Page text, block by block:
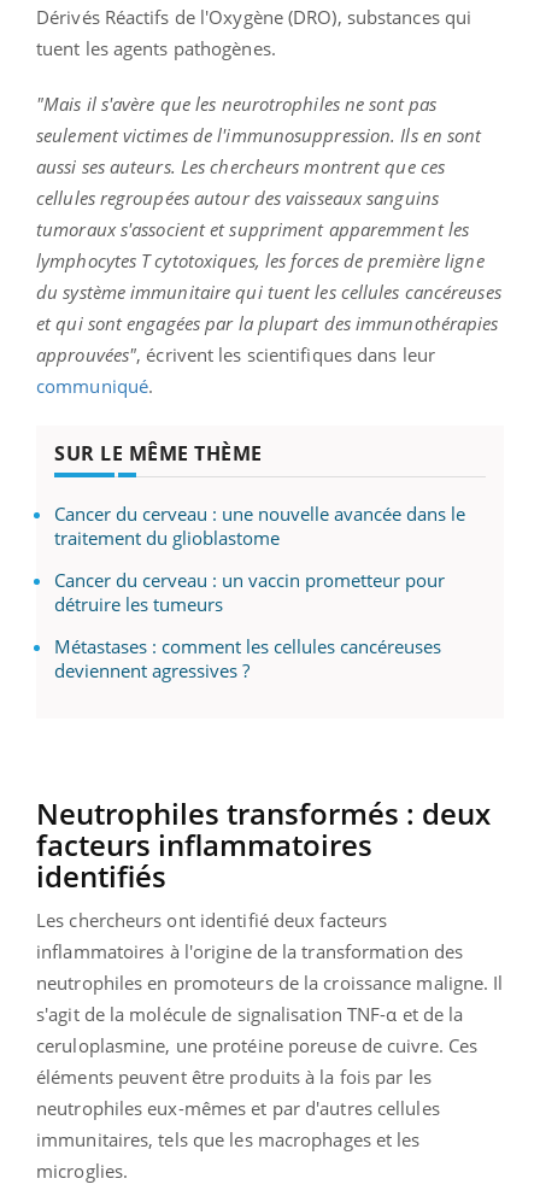
Dérivés Réactifs de l'Oxygène(DRO), substances qui
tuent les agents pathogènes.
"Mais il s'avère que les neurotrophilesne sont pas
seulement victimes de l'immunosuppression. Ils en sont
aussi ses auteurs. Les chercheurs montrent que ces
cellules regroupéesautour des vaisseaux sanguins
tumoraux s'associent et suppriment apparemment les
lymphocytes T cytotoxiques, les forces de première ligne
du système immunitaire qui tuent les cellules cancéreuses
et qui sont engagées par la plupart des immunothérapies
approuvées", écrivent les scientifiques dans leur
communiqué.
SUR LE MÊME THÈME
Cancer du cerveau : une nouvelle avancée dans le
traitement du glioblastome
Cancer du cerveau : un vaccin prometteur pour
détruire les tumeurs
Métastases : comment les cellules cancéreuses
deviennent agressives ?
Neutrophiles transformés : deux
facteurs inflammatoires
identifiés
Les chercheurs ont identifié deux facteurs
inflammatoires à l'origine de la transformation des
neutrophiles en promoteurs de la croissance maligne. Il
s'agit de la molécule de signalisation TNF-α et de la
ceruloplasmine, une protéine poreuse de cuivre. Ces
éléments peuventêtre produits à la fois par les
neutrophiles eux-mêmes et par d'autres cellules
immunitaires, tels que les macrophages et les
microglies.